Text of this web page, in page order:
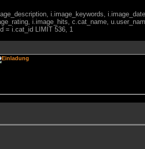
i.image_keywords,
i.image_hits, c.cat_name,
= i.cat_id LIMIT 536, 1